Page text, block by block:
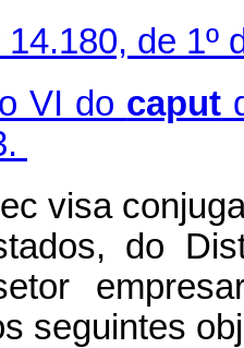
14.180, de 1º
VI do caput
visa
do
seguintes